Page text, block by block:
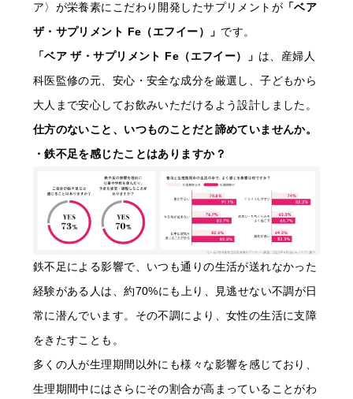
ア〉が栄養素にこだわり開発したサプリメントが 「ベア
ザ・サプリメント Fe（エフイー）」 です。
「ベア ザ・サプリメント Fe（エフイー）」 は、産婦人
科医監修の元、安心・安全な成分を厳選し、子どもから
大人まで安心してお飲みいただけるよう設計しました。
仕方のないこと、いつものことだと諦めていませんか。
・鉄不足を感じたことはありますか？
鉄不足による影響で、いつも通りの生活が送れなかった
経験がある人は、約70%にも上り、見逃せない不調が日
常に潜んでいます。その不調により、女性の生活に支障
をきたすことも。
多くの人が生理期間以外にも様々な影響を感じており、
生理期間中にはさらにその割合が高まっていることがわ